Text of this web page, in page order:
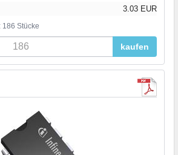
3.03 EUR
186 Stücke
kaufen